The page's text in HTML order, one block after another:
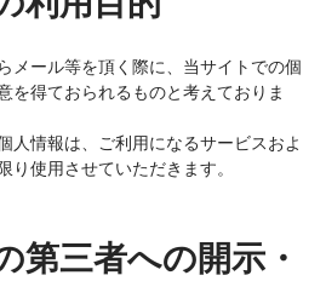
メール等を頂く際に、当サイトでの個
を得ておられるものと考えておりま
人情報は、ご利用になるサービスおよ
り使用させていただきます。
三者への開示・